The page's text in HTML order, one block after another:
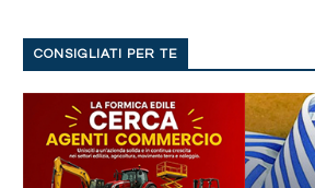
CONSIGLIATI PER TE